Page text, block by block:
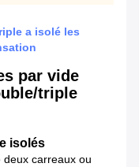
a isolé les
par vide
triple
isolés
carreaux ou